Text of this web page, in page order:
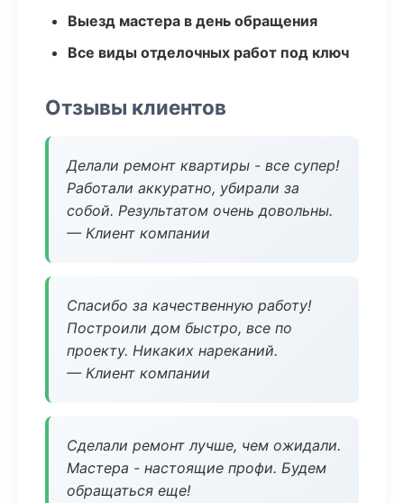
Выезд мастера в день обращения
Все виды отделочных работ под ключ
Отзывы клиентов
Делали ремонт квартиры - все супер!
Работали аккуратно, убирали за
собой. Результатом очень довольны.
— Клиент компании
Спасибо за качественную работу!
Построили дом быстро, все по
проекту. Никаких нареканий.
— Клиент компании
Сделали ремонт лучше, чем ожидали.
Мастера - настоящие профи. Будем
обращаться еще!